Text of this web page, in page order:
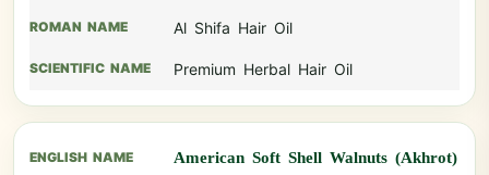
Al Shifa Hair Oil
Premium Herbal Hair Oil
American Soft Shell Walnuts (Akhrot)